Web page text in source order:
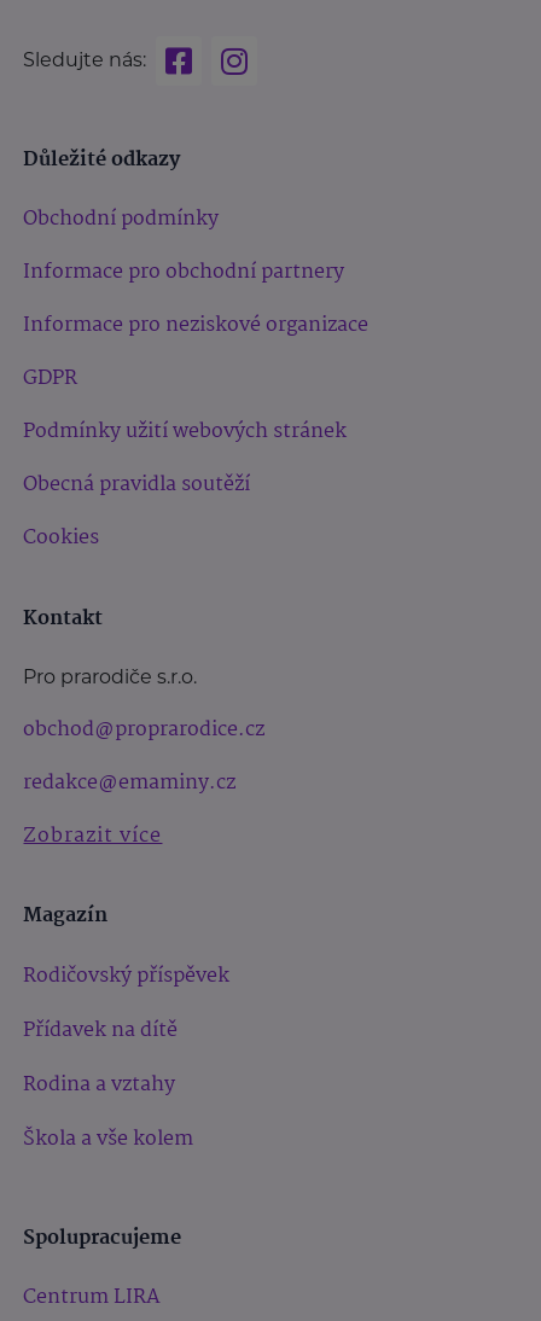
Sledujte nás:
Důležité odkazy
Obchodní podmínky
Informace pro obchodní partnery
Informace pro neziskové organizace
GDPR
Podmínky užití webových stránek
Obecná pravidla soutěží
Cookies
Kontakt
Pro prarodiče s.r.o.
obchod@proprarodice.cz
redakce@emaminy.cz
Zobrazit více
Magazín
Rodičovský příspěvek
Přídavek na dítě
Rodina a vztahy
Škola a vše kolem
Spolupracujeme
Centrum LIRA